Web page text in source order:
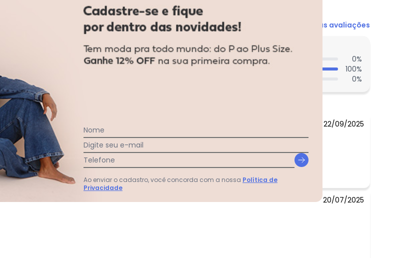
Ver todas as avaliações
0%
O que as clientes acharam do comprimento?
Curto
0%
100%
0%
22/09/2025
é lindo. As fotos e medidas me ajudaram muito!
20/07/2025
Nome
Digite seu e-mail
Telefone
Ao enviar o cadastro, você concorda com a nossa Política de
Privacidade